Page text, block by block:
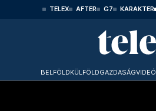
TELEX AFTER G7 KARAKTER
BELFÖLDKÜLFÖLDGAZDASÁGVIDEÓ